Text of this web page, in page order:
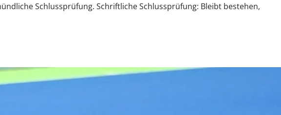
Schlussprüfung. Schriftliche Schlussprüfung: Bleibt bestehen,